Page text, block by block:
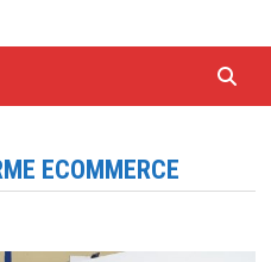
ECOMMERCE